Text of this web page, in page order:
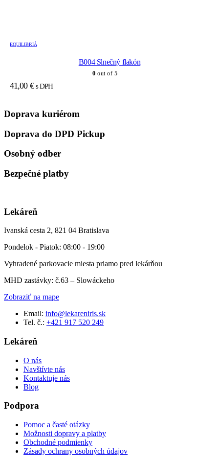
EQUILIBRIÁ
B004 Slnečný flakón
0 out of 5
41,00 € s DPH
Doprava kuriérom
Doprava do DPD Pickup
Osobný odber
Bezpečné platby
Lekáreň
Ivanská cesta 2, 821 04 Bratislava
Pondelok - Piatok: 08:00 - 19:00
Vyhradené parkovacie miesta priamo pred lekárňou
MHD zastávky: č.63 – Slowáckeho
Zobraziť na mape
Email: info@lekareniris.sk
Tel. č.: +421 917 520 249
Lekáreň
O nás
Navštívte nás
Kontaktuje nás
Blog
Podpora
Pomoc a časté otázky
Možnosti dopravy a platby
Obchodné podmienky
Zásady ochrany osobných údajov